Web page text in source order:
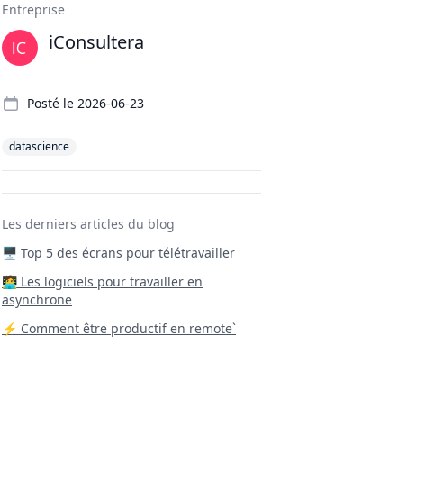
Entreprise
iConsultera
Posté le 2026-06-23
datascience
Les derniers articles du blog
🖥️ Top 5 des écrans pour télétravailler
‍🧑‍💻 Les logiciels pour travailler en
asynchrone
⚡ Comment être productif en remote`